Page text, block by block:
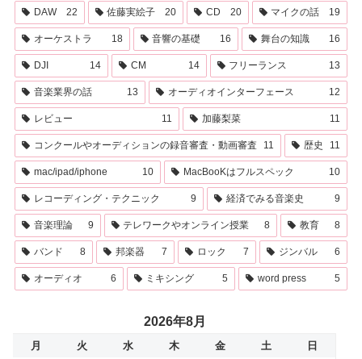
DAW 22 佐藤実絵子 20 CD 20 マイクの話 19
オーケストラ 18 音響の基礎 16 舞台の知識 16
DJI 14 CM 14 フリーランス 13
音楽業界の話 13 オーディオインターフェース 12
レビュー 11 加藤梨菜 11
コンクールやオーディションの録音審査・動画審査 11 歴史 11
mac/ipad/iphone 10 MacBooKはフルスペック 10
レコーディング・テクニック 9 経済でみる音楽史 9
音楽理論 9 テレワークやオンライン授業 8 教育 8
バンド 8 邦楽器 7 ロック 7 ジンバル 6
オーディオ 6 ミキシング 5 word press 5
2026年8月
月 火 水 木 金 土
日